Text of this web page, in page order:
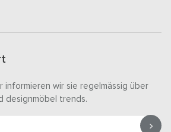
informieren wir sie regelmässig über
designmöbel trends.